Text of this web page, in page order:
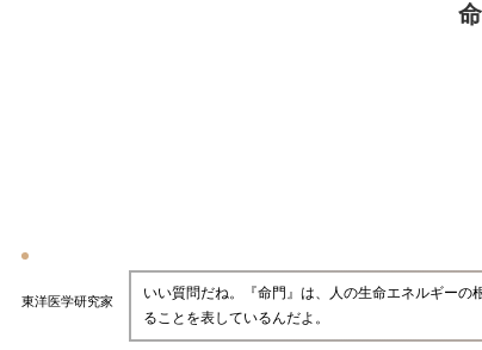
東洋医学研究家
いい質問だね。『命門』は、人の生命エネルギー
ることを表しているんだよ。